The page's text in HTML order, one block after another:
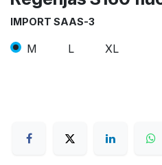
IMPORT SAAS-3
M L XL